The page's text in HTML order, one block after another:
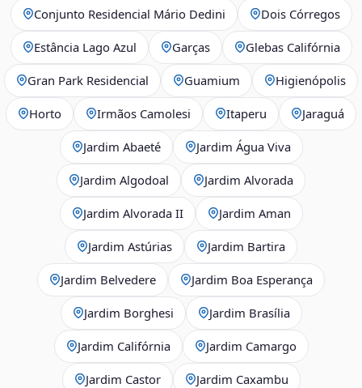
Conjunto Residencial Mário Dedini Dois Córregos
Estância Lago Azul Garças Glebas Califórnia
Gran Park Residencial Guamium Higienópolis
Horto Irmãos Camolesi Itaperu Jaraguá
Jardim Abaeté Jardim Água Viva
Jardim Algodoal Jardim Alvorada
Jardim Alvorada II Jardim Aman
Jardim Astúrias Jardim Bartira
Jardim Belvedere Jardim Boa Esperança
Jardim Borghesi Jardim Brasília
Jardim Califórnia Jardim Camargo
Jardim Castor Jardim Caxambu